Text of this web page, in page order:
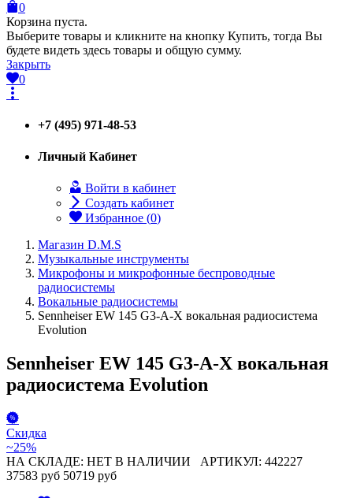
0
Корзина пуста.
Выберите товары и кликните на кнопку Купить, тогда Вы
будете видеть здесь товары и общую сумму.
Закрыть
0
+7 (495) 971-48-53
Личный Кабинет
Войти в кабинет
Создать кабинет
Избранное (0)
Магазин D.M.S
Музыкальные инструменты
Микрофоны и микрофонные беспроводные
радиосистемы
Вокальные радиосистемы
Sennheiser EW 145 G3-A-X вокальная радиосистема
Evolution
Sennheiser EW 145 G3-A-X вокальная
радиосистема Evolution
Скидка
~25%
НА СКЛАДЕ: НЕТ В НАЛИЧИИ АРТИКУЛ: 442227
37583 руб 50719 руб